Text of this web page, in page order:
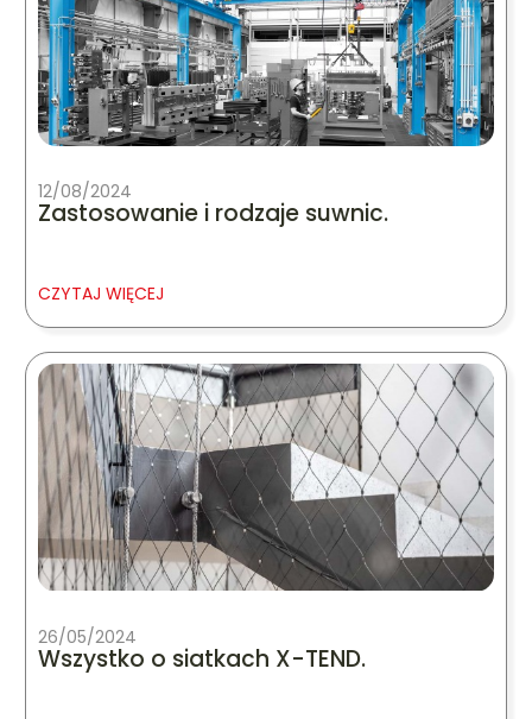
12/08/2024
Zastosowanie i rodzaje suwnic.
CZYTAJ WIĘCEJ
26/05/2024
Wszystko o siatkach X-TEND.